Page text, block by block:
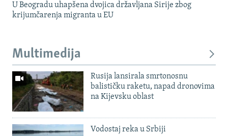
U Beogradu uhapšena dvojica državljana Sirije zbog
krijumčarenja migranta u EU
Multimedija
Rusija lansirala smrtonosnu
balističku raketu, napad dronovima
na Kijevsku oblast
Vodostaj reka u Srbiji